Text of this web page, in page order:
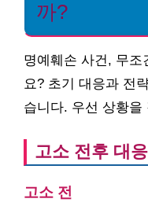
까?
명예훼손 사건, 무
요? 초기 대응과 전
습니다. 우선 상황을
고소 전후 대
고소 전